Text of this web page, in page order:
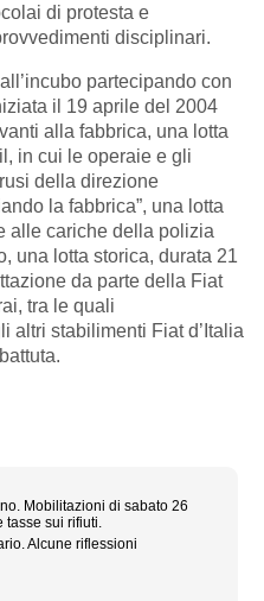
di protesta e
disciplinari.
partecipando con
il 19 aprile del 2004
alla fabbrica, una lotta
in cui le operaie e gli
della direzione
la fabbrica”, una lotta
alle cariche della polizia
una lotta storica, durata 21
da parte della Fiat
tra le quali
altri stabilimenti Fiat d’Italia
Mobilitazioni di sabato 26
sui rifiuti.
Alcune riflessioni